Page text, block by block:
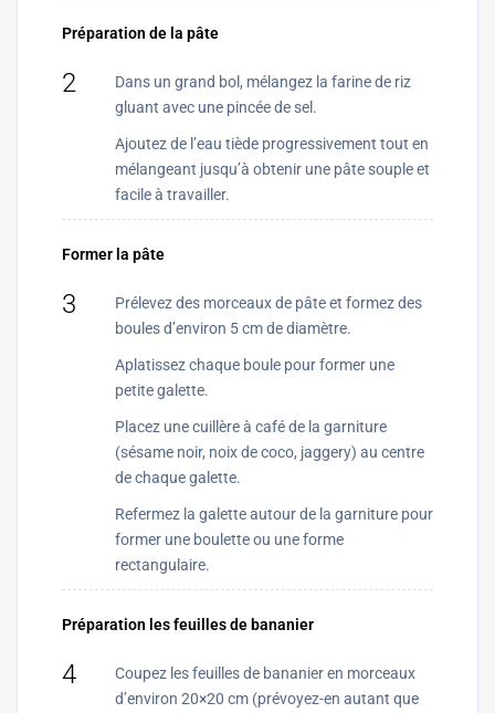
Préparation de la pâte
2
Dans un grand bol, mélangez la farine de riz
gluant avec une pincée de sel.
Ajoutez de l’eau tiède progressivement tout en
mélangeant jusqu’à obtenir une pâte souple et
facile à travailler.
Former la pâte
3
Prélevez des morceaux de pâte et formez des
boules d’environ 5 cm de diamètre.
Aplatissez chaque boule pour former une
petite galette.
Placez une cuillère à café de la garniture
(sésame noir, noix de coco, jaggery) au centre
de chaque galette.
Refermez la galette autour de la garniture pour
former une boulette ou une forme
rectangulaire.
Préparation les feuilles de bananier
4
Coupez les feuilles de bananier en morceaux
d’environ 20×20 cm (prévoyez-en autant que